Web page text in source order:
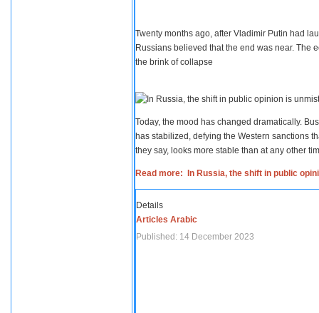
Twenty months ago, after Vladimir Putin had
Russians believed that the end was near. The
the brink of collapse
Today, the mood has changed dramatically.
has stabilized, defying the Western sanctions
they say, looks more stable than at any other
Read more: In Russia, the shift in public
Details
Articles Arabic
Published: 14 December 2023